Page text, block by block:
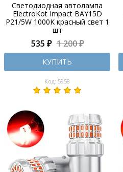
Светодиодная автолампа
ElectroKot Impact BAY15D
P21/5W 1000K красный свет 1
шт
535 ₽ 1 200 ₽
КУПИТЬ
Код: 5958